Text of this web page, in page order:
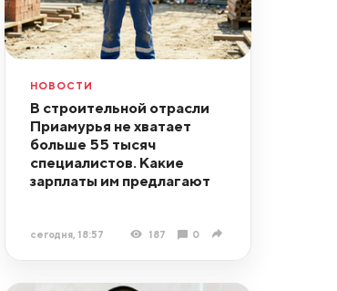
НОВОСТИ
В строительной отрасли
Приамурья не хватает
больше 55 тысяч
специалистов. Какие
зарплаты им предлагают
сегодня, 18:57 187 0